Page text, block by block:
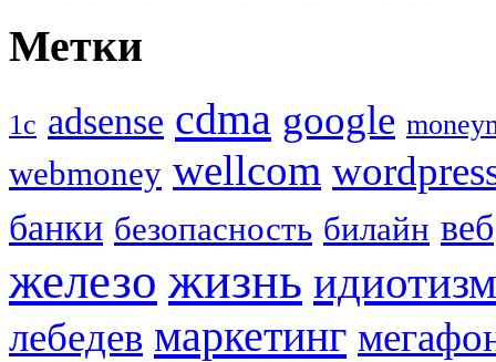
Метки
1с adsense cdma google
webmoney wellcom
банки безопасность билайн веб
железо жизнь идиотизм
лебедев маркетинг